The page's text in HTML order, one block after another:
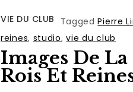
VIE DU CLUB TaggedPierre
reines, studio,vie du club
Images De
Rois Et